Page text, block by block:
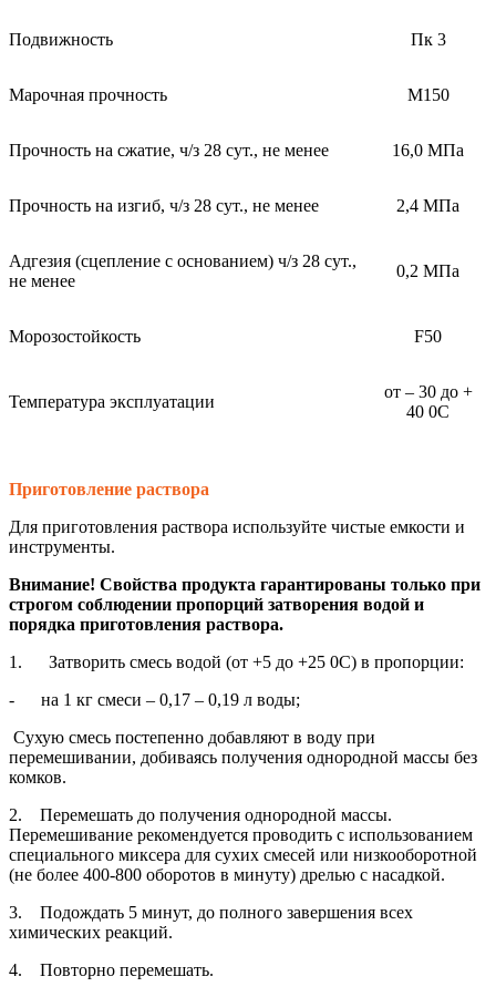
Подвижность Пк 3
Марочная прочность М150
Прочность на сжатие, ч/з 28 сут., не менее 16,0 МПа
Прочность на изгиб, ч/з 28 сут., не менее 2,4 МПа
Адгезия (сцепление с основанием) ч/з 28 сут.,
не менее
0,2 МПа
Морозостойкость F50
Температура эксплуатации
от – 30 до +
40 0С
Приготовление раствора
Для приготовления раствора используйте чистые емкости и
инструменты.
Внимание! Свойства продукта гарантированы только при
строгом соблюдении пропорций затворения водой и
порядка приготовления раствора.
1. Затворить смесь водой (от +5 до +25 0С) в пропорции:
- на 1 кг смеси – 0,17 – 0,19 л воды;
Сухую смесь постепенно добавляют в воду при
перемешивании, добиваясь получения однородной массы без
комков.
2. Перемешать до получения однородной массы.
Перемешивание рекомендуется проводить с использованием
специального миксера для сухих смесей или низкооборотной
(не более 400-800 оборотов в минуту) дрелью с насадкой.
3. Подождать 5 минут, до полного завершения всех
химических реакций.
4. Повторно перемешать.